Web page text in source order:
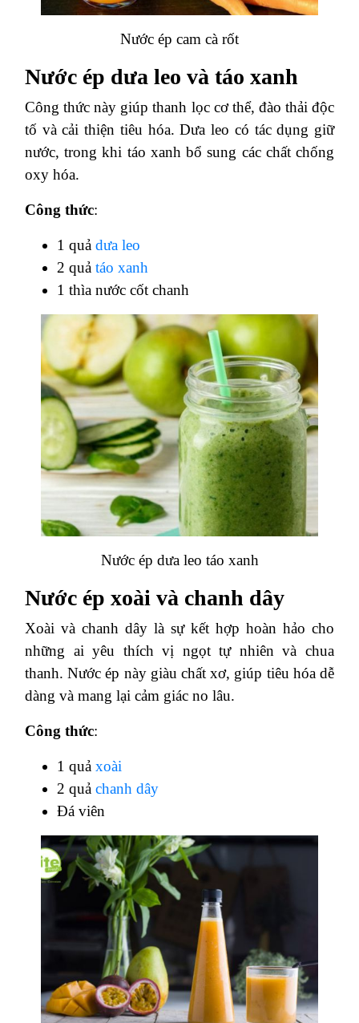
Nước ép cam cà rốt
Nước ép dưa leo và táo xanh
Công thức này giúp thanh lọc cơ thể, đào thải độc
tố và cải thiện tiêu hóa. Dưa leo có tác dụng giữ
nước, trong khi táo xanh bổ sung các chất chống
oxy hóa.
Công thức:
1 quả dưa leo
2 quả táo xanh
1 thìa nước cốt chanh
Nước ép dưa leo táo xanh
Nước ép xoài và chanh dây
Xoài và chanh dây là sự kết hợp hoàn hảo cho
những ai yêu thích vị ngọt tự nhiên và chua
thanh. Nước ép này giàu chất xơ, giúp tiêu hóa dễ
dàng và mang lại cảm giác no lâu.
Công thức:
1 quả xoài
2 quả chanh dây
Đá viên